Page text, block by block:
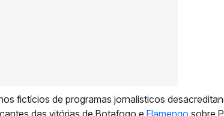
fictícios de programas jornalísticos
das vitórias de Botafogo e Flamengo sobre